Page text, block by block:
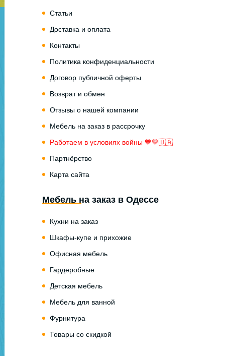
Статьи
Доставка и оплата
Контакты
Политика конфиденциальности
Договор публичной оферты
Возврат и обмен
Отзывы о нашей компании
Мебель на заказ в рассрочку
Работаем в условиях войны 💙💛🇺🇦
Партнёрство
Карта сайта
Мебель на заказ в Одессе
Кухни на заказ
Шкафы-купе и прихожие
Офисная мебель
Гардеробные
Детская мебель
Мебель для ванной
Фурнитура
Товары со скидкой